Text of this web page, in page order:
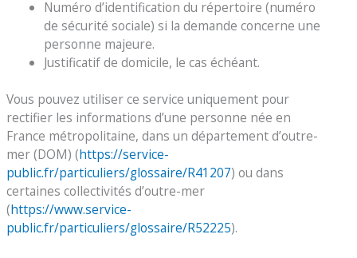
Numéro d’identification du répertoire (numéro
de sécurité sociale) si la demande concerne une
personne majeure.
Justificatif de domicile, le cas échéant.
Vous pouvez utiliser ce service uniquement pour
rectifier les informations d’une personne née en
France métropolitaine, dans un département d’outre-
mer (DOM) (https://service-
public.fr/particuliers/glossaire/R41207) ou dans
certaines collectivités d’outre-mer
(https://www.service-
public.fr/particuliers/glossaire/R52225).